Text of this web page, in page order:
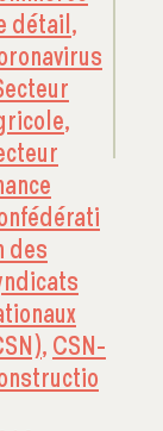
détail,
,
des
,CSN-